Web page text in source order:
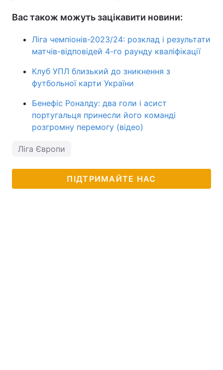
Вас також можуть зацікавити новини:
Ліга чемпіонів-2023/24: розклад і результати
матчів-відповідей 4-го раунду кваліфікації
Клуб УПЛ близький до зникнення з
футбольної карти України
Бенефіс Роналду: два голи і асист
португальця принесли його команді
розгромну перемогу (відео)
Ліга Європи
ПІДТРИМАЙТЕ НАС